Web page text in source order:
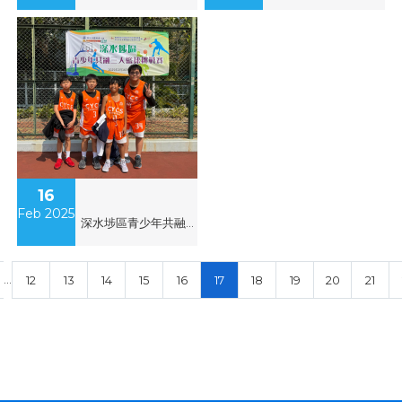
16
Feb 2025
深水埗區青少年共融三人籃球挑戰賽
… 12 13 14 15 16 17 18 19 20 21